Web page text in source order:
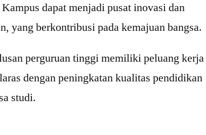
Kampus dapat menjadi pusat inovasi dan
yang berkontribusi pada kemajuan bangsa.
perguruan tinggi memiliki peluang kerja
dengan peningkatan kualitas pendidikan
studi.